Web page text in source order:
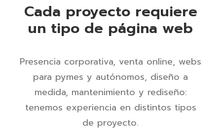
Cada proyecto requiere
un tipo de página web
Presencia corporativa, venta online, webs
para pymes y autónomos, diseño a
medida, mantenimiento y rediseño:
tenemos experiencia en distintos tipos
de proyecto.